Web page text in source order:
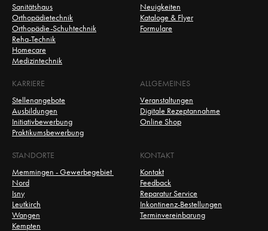
Sanitätshaus
Orthopädietechnik
Orthopädie-Schuhtechnik
Reha-Technik
Homecare
Medizintechnik
Neuigkeiten
Kataloge & Flyer
Formulare
KARRIERE
Stellenangebote
Ausbildungen
Initiativbewerbung
Praktikumsbewerbung
ALLGEMEINES
Veranstaltungen
Digitale Rezeptannahme
Online Shop
STANDORTE
Memmingen - Gewerbegebiet
Nord
Isny
Leutkirch
Wangen
Kempten
KONTAKT
Kontakt
Feedback
Reparatur Service
Inkontinenz-Bestellungen
Terminvereinbarung